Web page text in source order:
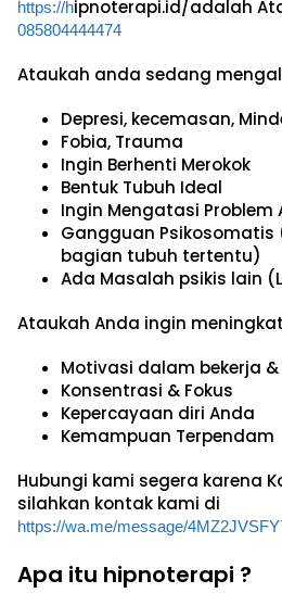
https://hipnoterapi.id/adalah
085804444474
Ataukah anda sedang
Depresi, kecemasan,
Fobia, Trauma
Ingin Berhenti Merokok
Bentuk Tubuh Ideal
Ingin Mengatasi Problem
Gangguan Psikosomatis
bagian tubuh tertentu)
Ada Masalah psikis lain
Ataukah Anda ingin
Motivasi dalam bekerja &
Konsentrasi & Fokus
Kepercayaan diri Anda
Kemampuan Terpendam
Hubungi kami segera karena
silahkan kontak kami di
https://wa.me/message/
Apa itu hipnoterapi ?